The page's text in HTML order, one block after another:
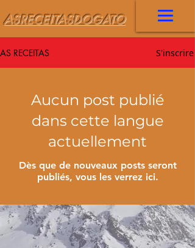
ASRECEITASDOGATO
AS RECEITAS S'inscrire
Aucun post publié
dans cette langue
actuellement
Dès que de nouveaux posts seront
publiés, vous les verrez ici.